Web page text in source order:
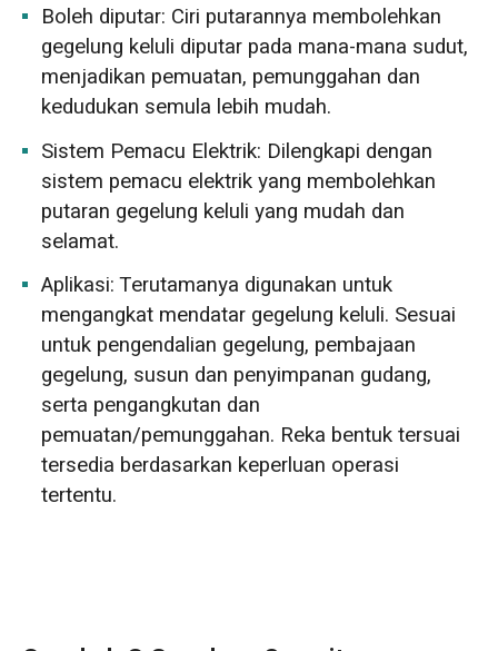
Boleh diputar: Ciri putarannya membolehkan
gegelung keluli diputar pada mana-mana sudut,
menjadikan pemuatan, pemunggahan dan
kedudukan semula lebih mudah.
Sistem Pemacu Elektrik: Dilengkapi dengan
sistem pemacu elektrik yang membolehkan
putaran gegelung keluli yang mudah dan
selamat.
Aplikasi: Terutamanya digunakan untuk
mengangkat mendatar gegelung keluli. Sesuai
untuk pengendalian gegelung, pembajaan
gegelung, susun dan penyimpanan gudang,
serta pengangkutan dan
pemuatan/pemunggahan. Reka bentuk tersuai
tersedia berdasarkan keperluan operasi
tertentu.